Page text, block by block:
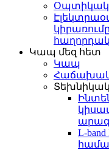
Կապ մեզ հետ
Կապ
արագ
L-